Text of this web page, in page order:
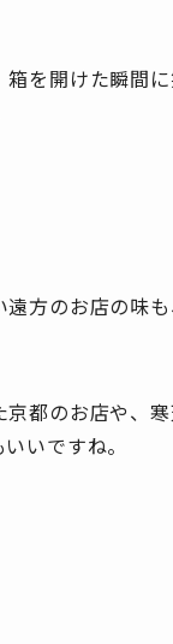
を開けた瞬間に
方のお店の味
都のお店や、
いですね。